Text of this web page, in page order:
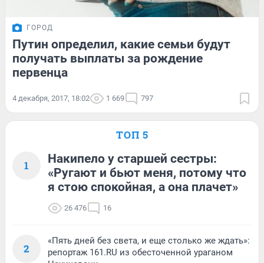
ГОРОД
Путин определил, какие семьи будут
получать выплаты за рождение
первенца
4 декабря, 2017, 18:02 1 669 797
ТОП 5
1
Накипело у старшей сестры:
«Ругают и бьют меня, потому что
я стою спокойная, а она плачет»
26 476 16
2
«Пять дней без света, и еще столько же ждать»:
репортаж 161.RU из обесточенной ураганом